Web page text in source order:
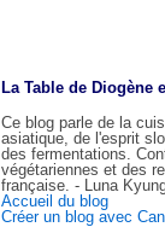
La Table de Diogène
Ce blog parle de la
asiatique, de l'esprit
des fermentations.
végétariennes et des
française. - Luna
Accueil du blog
Créer un blog avec